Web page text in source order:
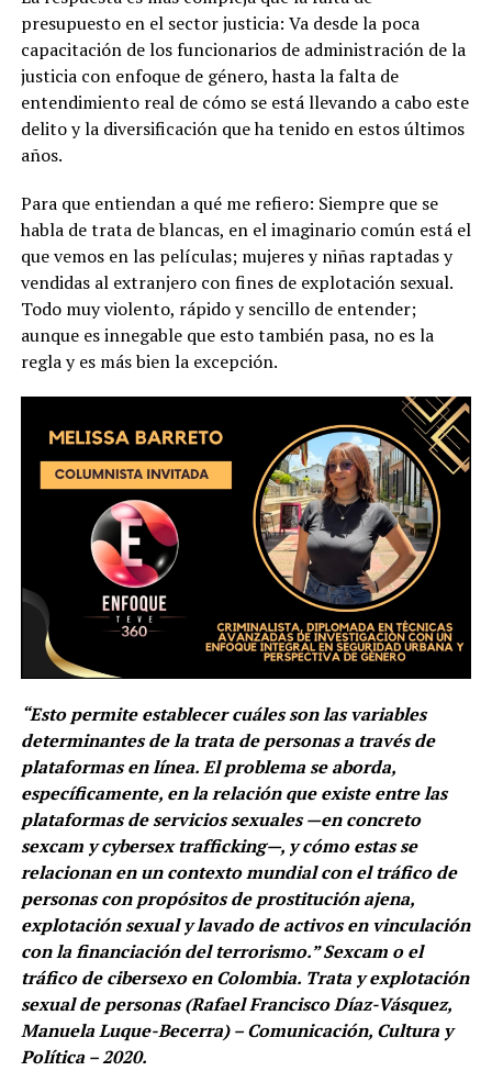
presupuesto en el sector justicia: Va desde la poca
capacitación de los funcionarios de administración de la
justicia con enfoque de género, hasta la falta de
entendimiento real de cómo se está llevando a cabo este
delito y la diversificación que ha tenido en estos últimos
años.
Para que entiendan a qué me refiero: Siempre que se
habla de trata de blancas, en el imaginario común está el
que vemos en las películas; mujeres y niñas raptadas y
vendidas al extranjero con fines de explotación sexual.
Todo muy violento, rápido y sencillo de entender;
aunque es innegable que esto también pasa, no es la
regla y es más bien la excepción.
“Esto permite establecer cuáles son las variables
determinantes de la trata de personas a través de
plataformas en línea. El problema se aborda,
específicamente, en la relación que existe entre las
plataformas de servicios sexuales —en concreto
sexcam y cybersex trafficking—, y cómo estas se
relacionan en un contexto mundial con el tráfico de
personas con propósitos de prostitución ajena,
explotación sexual y lavado de activos en vinculación
con la financiación del terrorismo.” Sexcam o el
tráfico de cibersexo en Colombia. Trata y explotación
sexual de personas (Rafael Francisco Díaz-Vásquez,
Manuela Luque-Becerra) – Comunicación, Cultura y
Política – 2020.